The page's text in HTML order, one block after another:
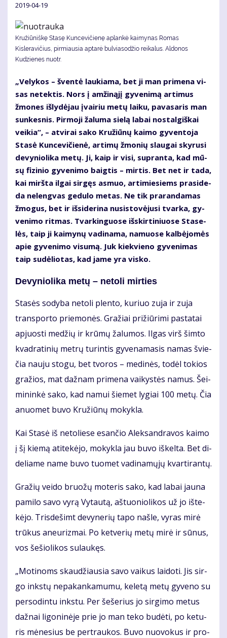
2019-04-19
Kružiūniškę Stasę Kuncevičienę aplankė kaimynas Romas
Kisleravičius, pirmiausia aptarė bulviasodžio reikalus. Aldonos
Kudzienes nuotr.
„Ve­ly­kos – šven­tė lau­kia­ma, bet ji man pri­me­na vi­
sas ne­tek­tis. Nors į am­ži­ną­jį gy­ve­ni­mą ar­ti­mus
žmo­nes iš­ly­dė­jau įvai­riu me­tų lai­ku, pa­va­sa­ris man
sun­kes­nis. Pir­mo­ji ža­lu­ma sie­lą la­bai nos­tal­giš­kai
vei­kia“, – at­vi­rai sa­ko Kru­žiū­nų kai­mo gy­ven­to­ja
Sta­sė Kun­ce­vi­čie­nė, ar­ti­mų žmo­nių slau­gai sky­ru­si
de­vy­nio­li­ka me­tų. Ji, kaip ir vi­si, su­pran­ta, kad mū­
sų fi­zi­nio gy­ve­ni­mo baig­tis – mir­tis. Bet net ir ta­da,
kai mirš­ta il­gai sir­gęs as­muo, ar­ti­mie­siems pra­si­de­
da ne­leng­vas ge­du­lo me­tas. Ne tik pra­ran­da­mas
žmo­gus, bet ir iš­si­de­ri­na nu­si­sto­vė­ju­si tvar­ka, gy­
ve­ni­mo rit­mas. Tvar­kin­guo­se iš­skir­ti­niuo­se Sta­se­
lės, taip ji kai­my­nų va­di­na­ma, na­muo­se kal­bė­jo­mės
apie gy­ve­ni­mo vi­su­mą. Juk kiek­vie­no gy­ve­ni­mas
taip su­dė­lio­tas, kad ja­me yra vis­ko.
De­vy­nio­li­ka me­tų – ne­to­li mir­ties
Sta­sės so­dy­ba ne­to­li plen­to, ku­riuo zu­ja ir zu­ja
trans­por­to prie­mo­nės. Gra­žiai pri­žiū­ri­mi pa­sta­tai
ap­juos­ti me­džių ir krū­mų ža­lu­mos. Il­gas virš šim­to
kvad­ra­ti­nių met­rų tu­rin­tis gy­ve­na­ma­sis na­mas švie­
čia nau­ju sto­gu, bet tvo­ros – me­di­nės, to­dėl to­kios
gra­žios, mat daž­nam pri­me­na vai­kys­tės na­mus. Šei­
mi­nin­kė sa­ko, kad na­mui šie­met ly­giai 100 me­tų. Čia
anuo­met bu­vo Kru­žiū­nų mo­kyk­la.
Kai Sta­sė iš ne­to­lie­se esan­čio Alek­san­dra­vos kai­mo
į šį kie­mą ati­te­kė­jo, mo­kyk­la jau bu­vo iš­kel­ta. Bet di­
de­lia­me na­me bu­vo tuo­met va­di­na­mų­jų kvar­ti­ran­tų.
Gra­žių vei­do bruo­žų mo­te­ris sa­ko, kad la­bai jau­na
pa­mi­lo sa­vo vy­rą Vy­tau­tą, aš­tuo­nio­li­kos už jo iš­te­
kė­jo. Tris­de­šimt de­vy­ne­rių ta­po naš­le, vy­ras mi­rė
trū­kus aneu­riz­mai. Po ket­ve­rių me­tų mi­rė ir sū­nus,
vos še­šio­li­kos su­lau­kęs.
„Mo­ti­noms skau­džiau­sia sa­vo vai­kus lai­do­ti. Jis sir­
go inks­tų ne­pa­kan­ka­mu­mu, ke­le­tą me­tų gy­ve­no su
per­so­din­tu inks­tu. Per še­še­rius jo sir­gi­mo me­tus
daž­nai li­go­ni­nė­je prie jo man te­ko bu­dė­ti, po ke­tu­
ris mė­ne­sius be per­trau­kos. Bu­vo nuo­vo­kus ir pro­